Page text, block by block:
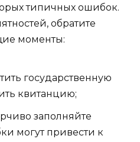
типичных ошибок.
обратите
моменты:
государственную
квитанцию;
заполняйте
могут привести к